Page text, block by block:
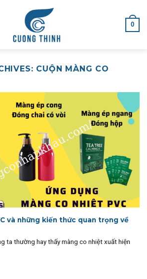
0
CUỘN MÀNG CO
và những kiến thức quan trọng về
ta thường hay thấy màng co nhiệt xuất hiện